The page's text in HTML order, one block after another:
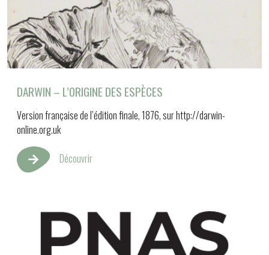
DARWIN – L’ORIGINE DES ESPÈCES
Version française de l’édition finale, 1876, sur http://darwin-
online.org.uk
Découvrir